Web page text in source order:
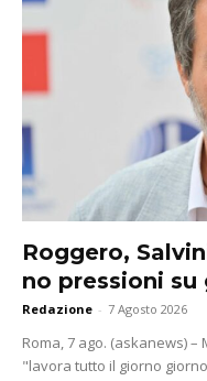
Roggero,
no pressioni
Redazione - 7 Agosto 2026
Roma, 7 ago. (askanews)
"lavora tutto il giorno